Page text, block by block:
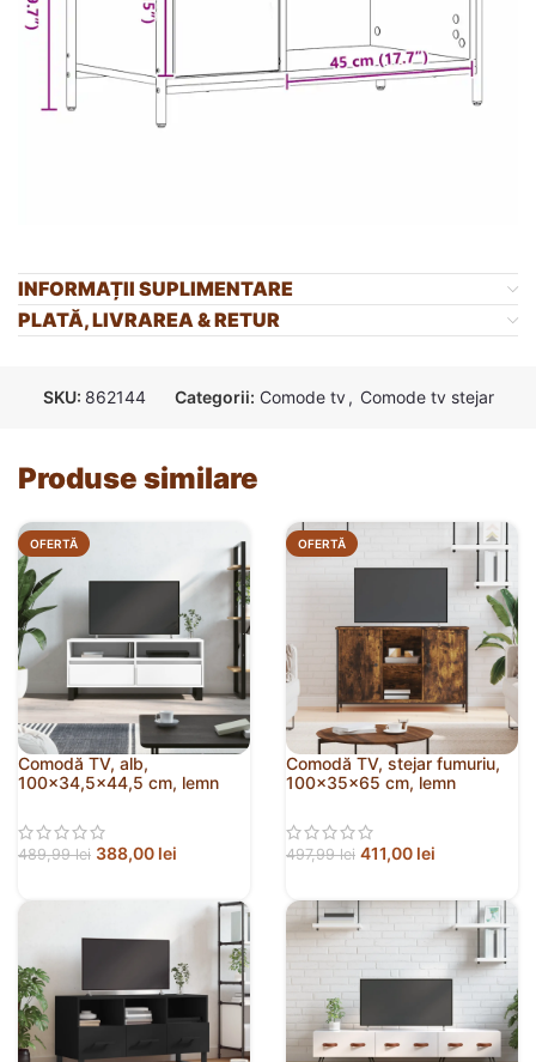
INFORMAȚII SUPLIMENTARE
PLATĂ, LIVRAREA & RETUR
SKU: 862144 Categorii: Comode tv , Comode tv stejar
Produse similare
OFERTĂ
Comodă TV, alb,
100×34,5×44,5 cm, lemn
489,99lei 388,00 lei
OFERTĂ
Comodă TV, stejar fumuriu,
100x35x65 cm, lemn
497,99lei 411,00 lei